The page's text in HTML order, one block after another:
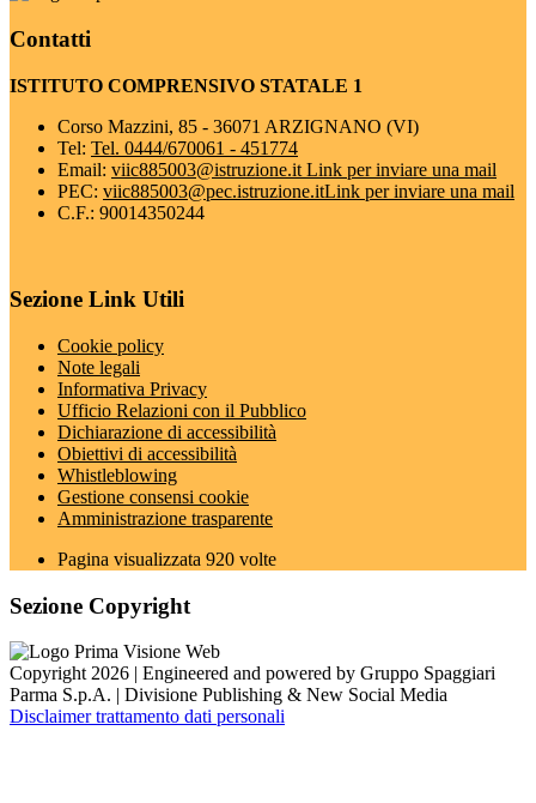
Contatti
ISTITUTO COMPRENSIVO STATALE 1
Corso Mazzini, 85 - 36071 ARZIGNANO (VI)
Tel: Tel. 0444/670061 - 451774
Email: viic885003@istruzione.it Link per inviare una mail
PEC: viic885003@pec.istruzione.itLink per inviare una mail
C.F.: 90014350244
Sezione Link Utili
Cookie policy
Note legali
Informativa Privacy
Ufficio Relazioni con il Pubblico
Dichiarazione di accessibilità
Obiettivi di accessibilità
Whistleblowing
Gestione consensi cookie
Amministrazione trasparente
Pagina visualizzata 920 volte
Sezione Copyright
Copyright 2026 | Engineered and powered by Gruppo Spaggiari
Parma S.p.A. | Divisione Publishing & New Social Media
Disclaimer trattamento dati personali